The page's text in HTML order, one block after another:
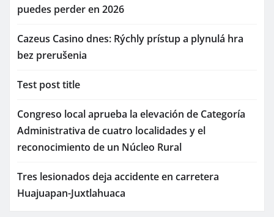
puedes perder en 2026
Cazeus Casino dnes: Rýchly prístup a plynulá hra
bez prerušenia
Test post title
Congreso local aprueba la elevación de Categoría
Administrativa de cuatro localidades y el
reconocimiento de un Núcleo Rural
Tres lesionados deja accidente en carretera
Huajuapan-Juxtlahuaca